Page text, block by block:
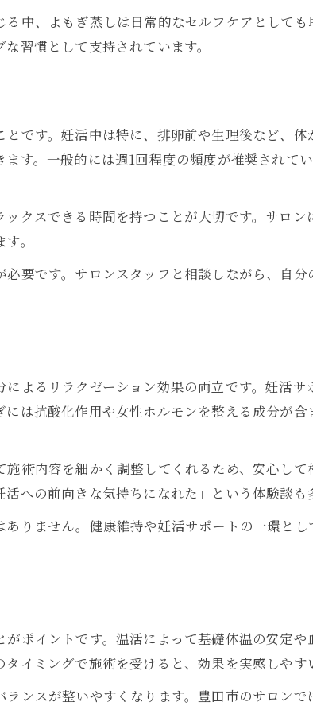
ポートで期待できる体感効果
ぎ蒸し活用の選び方
と自宅活用の上手な使い分け方
蒸し活用法を選ぶポイント
蒸しのタイミングとは
最適なタイミングを知る
果を高める周期別活用法
に役立つよもぎ蒸し生活
レス軽減し妊活を前向きに
ぎ蒸し生活のすすめとコツ
中の心身を整える方法
めのよもぎ蒸し生活習慣
中、よもぎ蒸しは日常的なセルフケアとして
習慣として支持されています。
です。妊活中は特に、排卵前や生理後など、
す。一般的には週1回程度の頻度が推奨されて
クスできる時間を持つことが大切です。サロ
。
要です。サロンスタッフと相談しながら、自分
よるリラクゼーション効果の両立です。妊活
は抗酸化作用や女性ホルモンを整える成分が
術内容を細かく調整してくれるため、安心して
への前向きな気持ちになれた」という体験談も
りません。健康維持や妊活サポートの一環と
ポイントです。温活によって基礎体温の安定や
イミングで施術を受けると、効果を実感しやす
ンスが整いやすくなります。豊田市のサロン
合わせはこちら
合わせはこちら